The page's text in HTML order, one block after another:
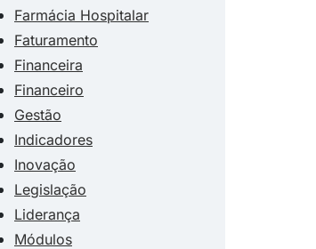
Farmácia Hospitalar
Faturamento
Financeira
Financeiro
Gestão
Indicadores
Inovação
Legislação
Liderança
Módulos